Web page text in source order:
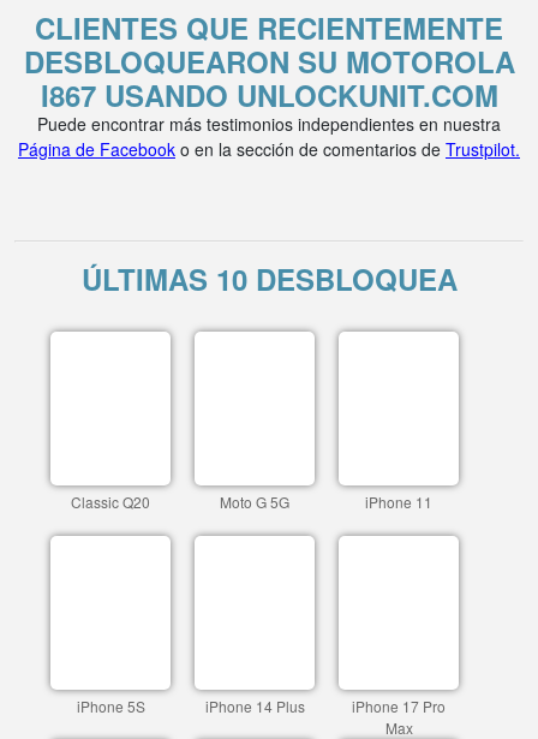
CLIENTES QUE RECIENTEMENTE
DESBLOQUEARON SU MOTOROLA
I867 USANDO UNLOCKUNIT.COM
Puede encontrar más testimonios independientes en nuestra
Página de Facebook o en la sección de comentarios de Trustpilot.
ÚLTIMAS 10 DESBLOQUEA
Classic Q20 Moto G 5G iPhone 11
iPhone 5S iPhone 14 Plus
iPhone 17 Pro
Max